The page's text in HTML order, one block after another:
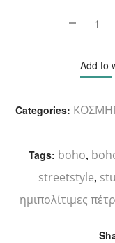
Add to
Categories:
Tags: boho,
streetstyle,
ημιπολίτιμες